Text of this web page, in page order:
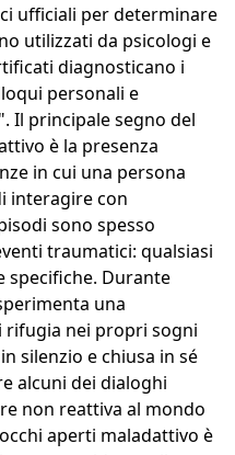
ufficiali per determinare
utilizzati da psicologi e
diagnosticano i
personali e
Il principale segno del
è la presenza
in cui una persona
interagire con
sono spesso
traumatici: qualsiasi
specifiche. Durante
una
rifugia nei propri sogni
silenzio e chiusa in sé
alcuni dei dialoghi
non reattiva al mondo
aperti maladattivo è